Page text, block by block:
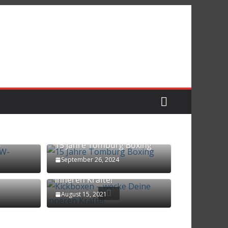
Deutschen Meisterschaft der WMAC
15 Jahre Tomburg Boxing
September 26, 2024
Kickboxen – wecke Deine
inneren Kräfte!
August 15, 2021